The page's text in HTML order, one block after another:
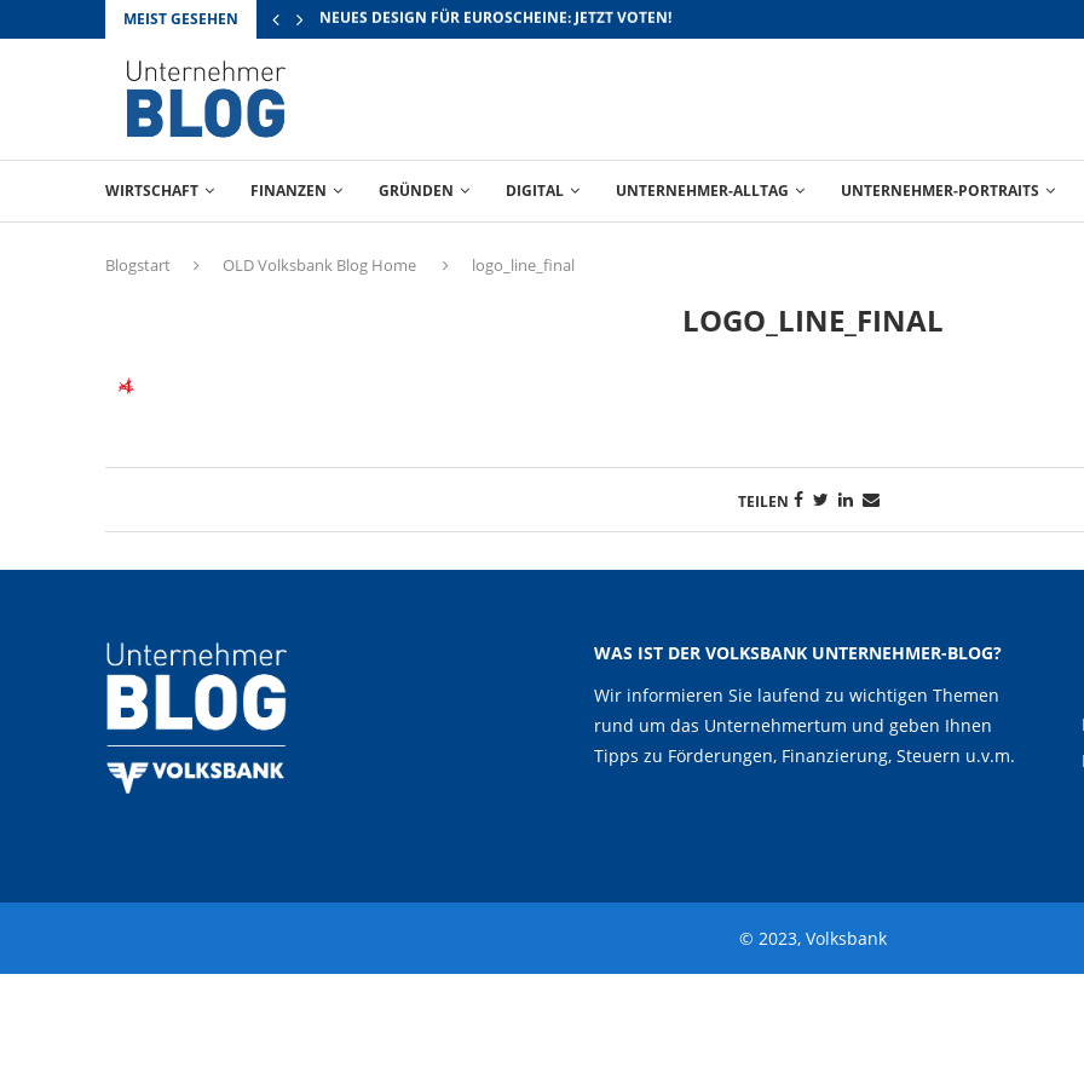
MEIST GESEHEN RICHTIG VERHANDELN: TIPPS FÜR BESSERE ABSCHLÜSSE
WIRTSCHAFT FINANZEN GRÜNDEN DIGITAL UNTERNEHMER-ALLTAG UNTERNEHMER-PORTRAITS
Blogstart OLD Volksbank Blog Home logo_line_final
LOGO_LINE_FINAL
TEILEN
WAS IST DER VOLKSBANK UNTERNEHMER-BLOG?
Wir informieren Sie laufend zu wichtigen Themen
rund um das Unternehmertum und geben Ihnen
Tipps zu Förderungen, Finanzierung, Steuern u.v.m.
© 2023, Volksbank